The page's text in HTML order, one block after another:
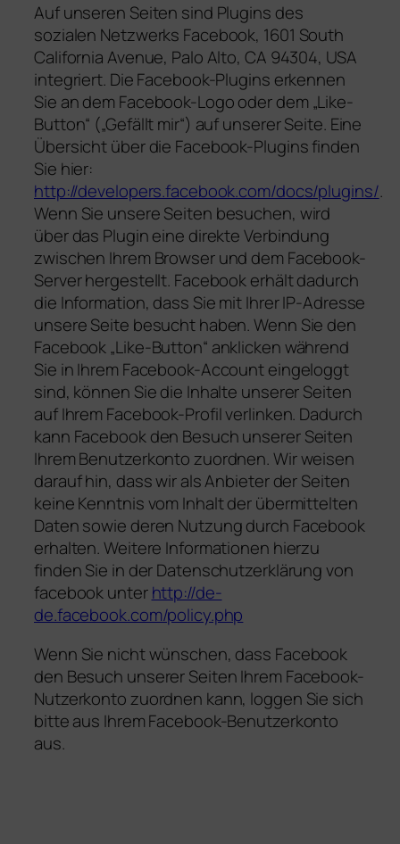
Auf unseren Seiten sind Plugins des
sozialen Netzwerks Facebook, 1601 South
California Avenue, Palo Alto, CA 94304, USA
integriert. Die Facebook-Plugins erkennen
Sie an dem Facebook-Logo oder dem „Like-
Button“ („Gefällt mir“) auf unserer Seite. Eine
Übersicht über die Facebook-Plugins finden
Sie hier:
http://developers.facebook.com/docs/plugins/.
Wenn Sie unsere Seiten besuchen, wird
über das Plugin eine direkte Verbindung
zwischen Ihrem Browser und dem Facebook-
Server hergestellt. Facebook erhält dadurch
die Information, dass Sie mit Ihrer IP-Adresse
unsere Seite besucht haben. Wenn Sie den
Facebook „Like-Button“ anklicken während
Sie in Ihrem Facebook-Account eingeloggt
sind, können Sie die Inhalte unserer Seiten
auf Ihrem Facebook-Profil verlinken. Dadurch
kann Facebook den Besuch unserer Seiten
Ihrem Benutzerkonto zuordnen. Wir weisen
darauf hin, dass wir als Anbieter der Seiten
keine Kenntnis vom Inhalt der übermittelten
Daten sowie deren Nutzung durch Facebook
erhalten. Weitere Informationen hierzu
finden Sie in der Datenschutzerklärung von
facebook unterhttp://de-
de.facebook.com/policy.php
Wenn Sie nicht wünschen, dass Facebook
den Besuch unserer Seiten Ihrem Facebook-
Nutzerkonto zuordnen kann, loggen Sie sich
bitte aus Ihrem Facebook-Benutzerkonto
aus.